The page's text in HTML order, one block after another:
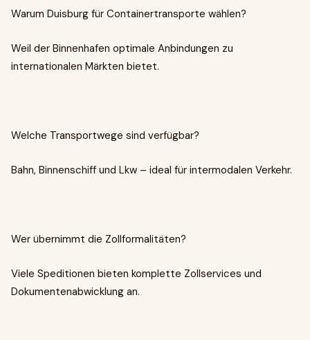
Warum Duisburg für Containertransporte wählen?
Weil der Binnenhafen optimale Anbindungen zu
internationalen Märkten bietet.
Welche Transportwege sind verfügbar?
Bahn, Binnenschiff und Lkw – ideal für intermodalen Verkehr.
Wer übernimmt die Zollformalitäten?
Viele Speditionen bieten komplette Zollservices und
Dokumentenabwicklung an.